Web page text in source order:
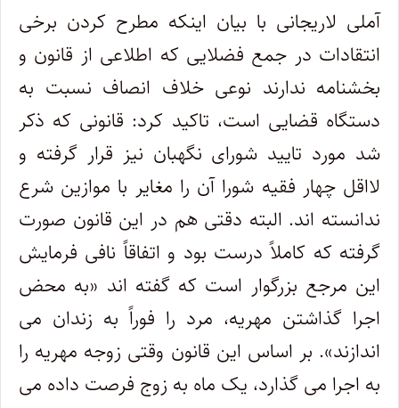
آملی لاریجانی با بیان اینکه مطرح کردن برخی
انتقادات در جمع فضلایی که اطلاعی از قانون و
بخشنامه ندارند نوعی خلاف انصاف نسبت به
دستگاه قضایی است، تاکید کرد: قانونی که ذکر
شد مورد تایید شورای نگهبان نیز قرار گرفته و
لااقل چهار فقیه شورا آن را مغایر با موازین شرع
ندانسته اند. البته دقتی هم در این قانون صورت
گرفته که کاملاً درست بود و اتفاقاً نافی فرمایش
این مرجع بزرگوار است که گفته اند «به محض
اجرا گذاشتن مهریه، مرد را فوراً به زندان می
اندازند». بر اساس این قانون وقتی زوجه مهریه را
به اجرا می گذارد، یک ماه به زوج فرصت داده می